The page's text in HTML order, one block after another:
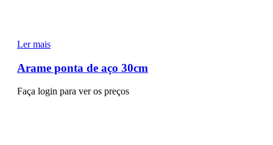
Ler mais
Arame ponta de aço 30cm
Faça login para ver os preços